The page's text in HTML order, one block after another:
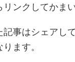
ンクしてかま
記事はシェアし
ます。